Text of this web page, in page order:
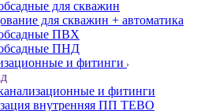
для скважин
для скважин + автоматика
ПВХ
ПНД
и фитинги
и фитинги
внутренняя ПП TEBO